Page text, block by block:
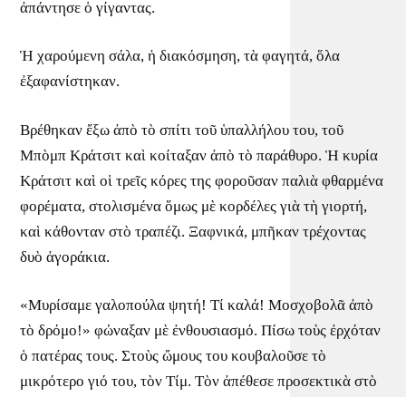
ἀπάντησε ὁ γίγαντας.
Ἡ χαρούμενη σάλα, ἡ διακόσμηση, τὰ φαγητά, ὅλα
ἐξαφανίστηκαν.
Βρέθηκαν ἔξω ἀπὸ τὸ σπίτι τοῦ ὑπαλλήλου του, τοῦ
Μπὸμπ Κράτσιτ καὶ κοίταξαν ἀπὸ τὸ παράθυρο. Ἡ κυρία
Κράτσιτ καὶ οἱ τρεῖς κόρες της φοροῦσαν παλιὰ φθαρμένα
φορέματα, στολισμένα ὅμως μὲ κορδέλες γιὰ τὴ γιορτή,
καὶ κάθονταν στὸ τραπέζι. Ξαφνικά, μπῆκαν τρέχοντας
δυὸ ἀγοράκια.
«Μυρίσαμε γαλοπούλα ψητή! Τί καλά! Μοσχοβολᾶ ἀπὸ
τὸ δρόμο!» φώναξαν μὲ ἐνθουσιασμό. Πίσω τοὺς ἐρχόταν
ὁ πατέρας τους. Στοὺς ὤμους του κουβαλοῦσε τὸ
μικρότερο γιό του, τὸν Τίμ. Τὸν ἀπέθεσε προσεκτικὰ στὸ